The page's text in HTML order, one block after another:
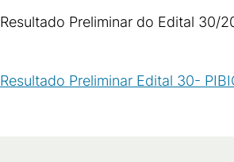
Resultado Preliminar do Edital 30/
Resultado Preliminar Edital 30-